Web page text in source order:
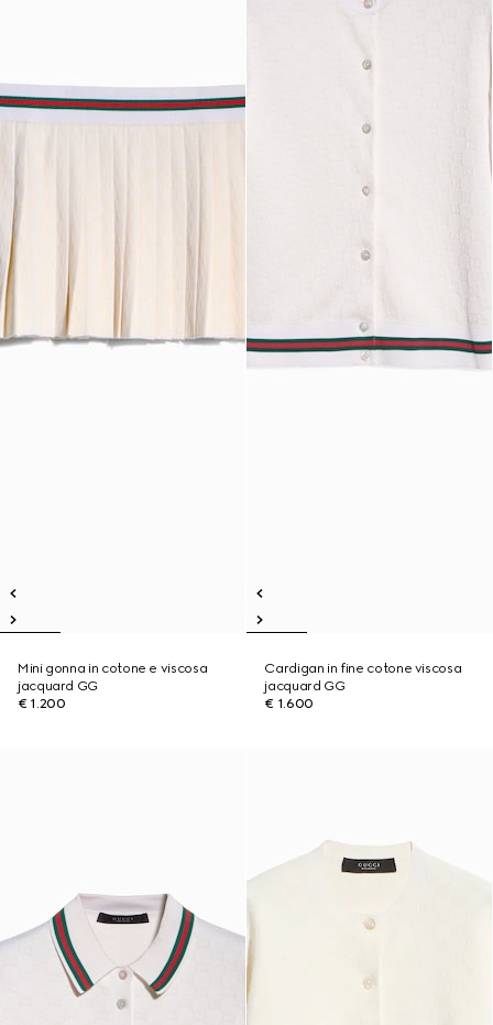
Mini gonna in cotone e viscosa
jacquard GG
€ 1.200
Cardigan in fine cotone viscosa
jacquard GG
€ 1.600